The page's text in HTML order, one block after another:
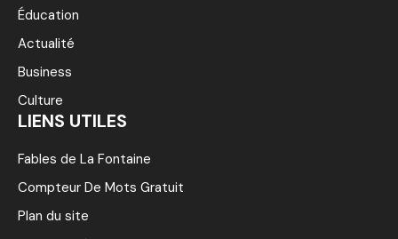
Éducation
Actualité
Business
Culture
LIENS UTILES
Fables de La Fontaine
Compteur De Mots Gratuit
Plan du site